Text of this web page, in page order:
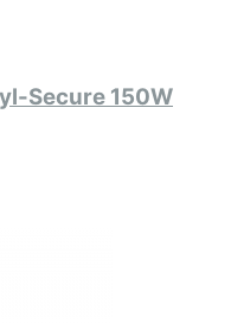
Secure 150W